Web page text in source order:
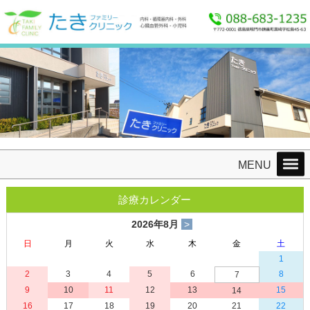
088-683-1235 FAX：088-685-8865
MENU
診療カレンダー